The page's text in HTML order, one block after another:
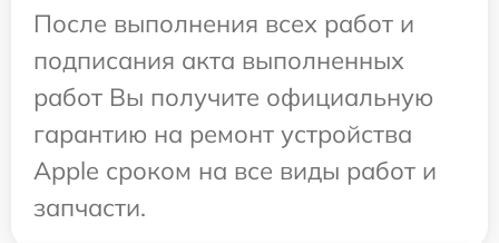
После выполнения всех работ и
подписания акта выполненных
работ Вы получите официальную
гарантию на ремонт устройства
Apple сроком на все виды работ и
запчасти.